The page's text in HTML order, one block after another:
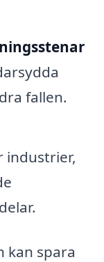
fallen.
industrier,
kan spara